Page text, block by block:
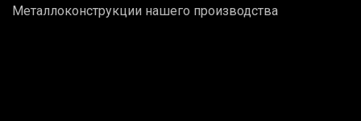
Металлоконструкции нашего производства